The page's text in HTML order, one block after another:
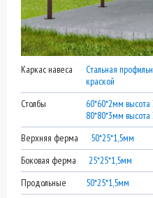
Каркас навеса
Стальная
краской
Столбы
60*60*2мм
80*80*3мм
Верхняя ферма
50*25*1,5мм
Боковая ферма
25*25*1,5мм
Продольные
50*25*1,5мм